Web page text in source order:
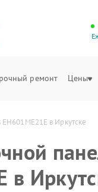
ремонт Цены
в Иркутске
в